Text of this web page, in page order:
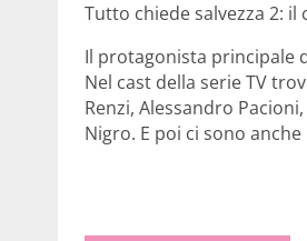
Tutto chiede salvezza 2: il
Il protagonista principale
Nel cast della serie TV
Renzi, Alessandro
Nigro. E poi ci sono